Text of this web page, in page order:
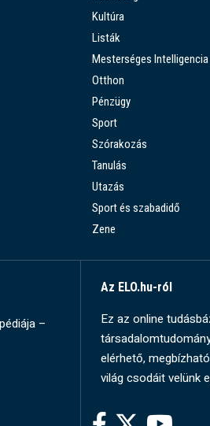
Kultúra
Listák
Mesterséges Intelligencia
Otthon
Pénzügy
Sport
Szórakozás
Tanulás
Utazás
Sport és szabadidő
Zene
–
Az ELO.hu-ról
Ez az online
elérhető,
világ csodáit velünk